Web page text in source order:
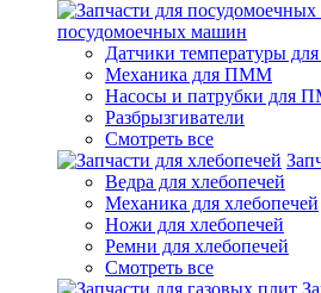
посудомоечных машин
Датчики температуры
Механика для ПММ
Насосы и патрубки для
Разбрызгиватели
Смотреть все
Ведра для хлебопечей
Механика для хлебопечей
Ножи для хлебопечей
Ремни для хлебопечей
Смотреть все